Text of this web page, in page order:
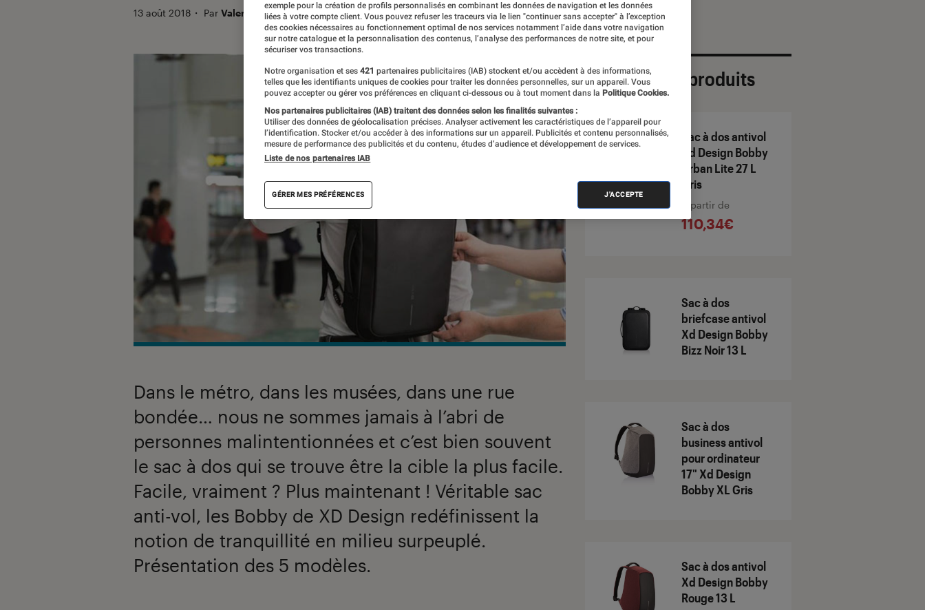
13 août 2018 ・ Par Valentin
Dans le métro, dans les musées, dans une rue
bondée… nous ne sommes jamais à l’abri de
personnes malintentionnées et c’est bien souvent
le sac à dos qui se trouve être la cible la plus facile.
Facile, vraiment ? Plus maintenant ! Véritable sac
anti-vol, les Bobby de XD Design redéfinissent la
notion de tranquillité en milieu surpeuplé.
Présentation des 5 modèles.
Sélection de produits
Sac à dos antivol
Xd Design Bobby
Urban Lite 27 L
Gris
À partir de
110,34€
Sac à dos
briefcase antivol
Xd Design Bobby
Bizz Noir 13 L
Sac à dos
business antivol
pour ordinateur
17" Xd Design
Bobby XL Gris
Sac à dos antivol
Xd Design Bobby
Rouge 13 L
exemple pour la création de profils personnalisés en combinant les données de navigation et les données
liées à votre compte client. Vous pouvez refuser les traceurs via le lien "continuer sans accepter" à l’exception
des cookies nécessaires au fonctionnement optimal de nos services notamment l’aide dans votre navigation
sur notre catalogue et la personnalisation des contenus, l’analyse des performances de notre site, et pour
sécuriser vos transactions.
Notre organisation et ses 421 partenaires publicitaires (IAB) stockent et/ou accèdent à des informations,
telles que les identifiants uniques de cookies pour traiter les données personnelles, sur un appareil. Vous
pouvez accepter ou gérer vos préférences en cliquant ci-dessous ou à tout moment dans la Politique Cookies.
Nos partenaires publicitaires (IAB) traitent des données selon les finalités suivantes :
Utiliser des données de géolocalisation précises. Analyser activement les caractéristiques de l’appareil pour
l’identification. Stocker et/ou accéder à des informations sur un appareil. Publicités et contenu personnalisés,
mesure de performance des publicités et du contenu, études d’audience et développement de services.
Liste de nos partenaires IAB
GÉRER MES PRÉFÉRENCES J'ACCEPTE